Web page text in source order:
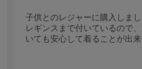
子供とのレジャーに購入しまし
レギンスまで付いているので
いても安心して着ることが出来